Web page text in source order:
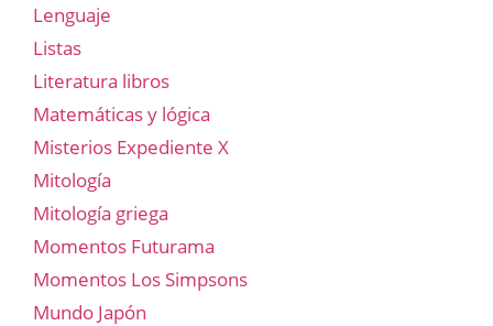
Lenguaje
Listas
Literatura libros
Matemáticas y lógica
Misterios Expediente X
Mitología
Mitología griega
Momentos Futurama
Momentos Los Simpsons
Mundo Japón